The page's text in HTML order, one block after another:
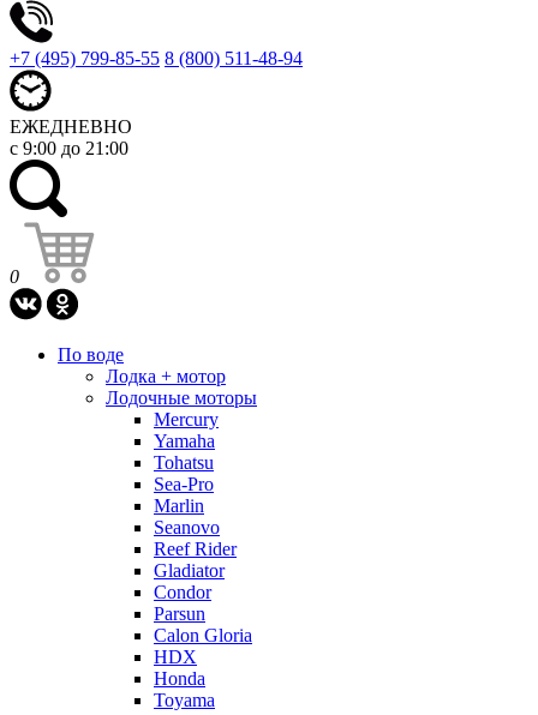
+7 (495) 799-85-55 8 (800) 511-48-94
ЕЖЕДНЕВНО
с 9:00 до 21:00
0
По воде
Лодка + мотор
Лодочные моторы
Mercury
Yamaha
Tohatsu
Sea-Pro
Marlin
Seanovo
Reef Rider
Gladiator
Condor
Parsun
Calon Gloria
HDX
Honda
Toyama